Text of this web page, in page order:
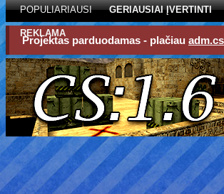
POPULIARIAUSI GERIAUSIAI ĮVERTINTI
REKLAMA
Projektas parduodamas - plačiau